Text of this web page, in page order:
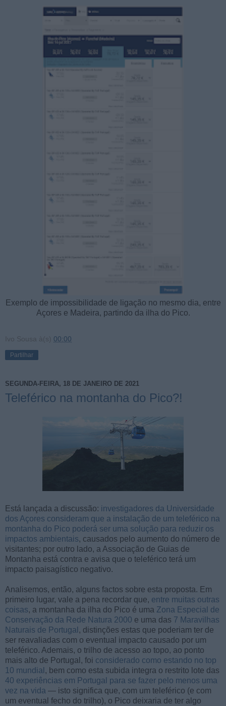
Exemplo de impossibilidade de ligação no mesmo dia, entre
Açores e Madeira, partindo da ilha do Pico.
Ivo Sousa à(s) 00:00
Partilhar
SEGUNDA-FEIRA, 18 DE JANEIRO DE 2021
Teleférico na montanha do Pico?!
Está lançada a discussão: investigadores da Universidade
dos Açores consideram que a instalação de um teleférico na
montanha do Pico poderá ser uma solução para reduzir os
impactos ambientais, causados pelo aumento do número de
visitantes; por outro lado, a Associação de Guias de
Montanha está contra e avisa que o teleférico terá um
impacto paisagístico negativo.
Analisemos, então, alguns factos sobre esta proposta. Em
primeiro lugar, vale a pena recordar que, entre muitas outras
coisas, a montanha da ilha do Pico é uma Zona Especial de
Conservação da Rede Natura 2000 e uma das 7 Maravilhas
Naturais de Portugal , distinções estas que poderiam ter de
ser reavaliadas com o eventual impacto causado por um
teleférico. Ademais, o trilho de acesso ao topo, ao ponto
mais alto de Portugal, foi considerado como estando no top
10 mundial , bem como esta subida integra o restrito lote das
40 experiências em Portugal para se fazer pelo menos uma
vez na vida — isto significa que, com um teleférico (e com
um eventual fecho do trilho), o Pico deixaria de ter algo